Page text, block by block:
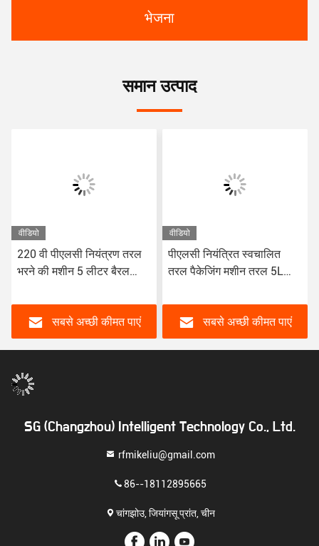
भेजना
समान उत्पाद
वीडियो
220 वी पीएलसी नियंत्रण तरल
भरने की मशीन 5 लीटर बैरल
आधारित पेंट भरने की मशीन
श्रृंखला
सबसे अच्छी कीमत पाएं
वीडियो
पीएलसी नियंत्रित स्वचालित
तरल पैकेजिंग मशीन तरल 5L
मशीन
सबसे अच्छी कीमत पाएं
SG (Changzhou) Intelligent Technology Co., Ltd.
rfmikeliu@gmail.com
86--18112895665
चांगझोउ, जियांगसू प्रांत, चीन